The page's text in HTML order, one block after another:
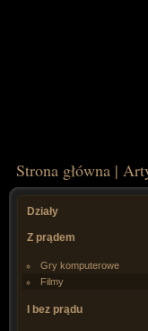
Strona główna |
Działy
Z prądem
Gry komputerowe
Filmy
I bez prądu